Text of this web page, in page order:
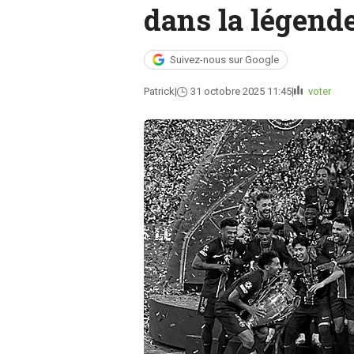
dans la
Suivez-nous sur Google
Patrick 31 octobre 2025 11:45 voter